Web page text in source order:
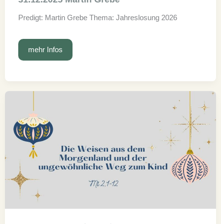
Predigt: Martin Grebe Thema: Jahreslosung 2026
31.12.2025
Grebe
mehr Infos